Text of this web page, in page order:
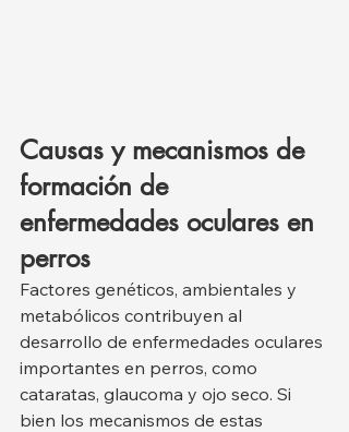
Causas y mecanismos de
formación de
enfermedades oculares en
perros
Factores genéticos, ambientales y
metabólicos contribuyen al
desarrollo de enfermedades oculares
importantes en perros, como
cataratas, glaucoma y ojo seco. Si
bien los mecanismos de estas